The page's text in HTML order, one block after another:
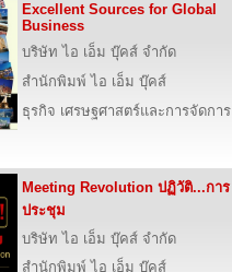
Excellent Sources for Global
Business
บริษัท ไอ เอ็ม บุ๊คส์ จำกัด
สำนักพิมพ์ ไอ เอ็ม บุ๊คส์
ธุรกิจ เศรษฐศาสตร์และการจัดการ
Meeting Revolution ปฏิวัติ...การ
ประชุม
บริษัท ไอ เอ็ม บุ๊คส์ จำกัด
สำนักพิมพ์ ไอ เอ็ม บุ๊คส์